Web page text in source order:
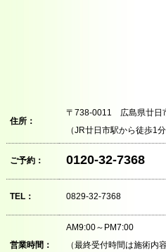
住所：
〒738-0011 広島県廿日
（JR廿日市駅から徒歩1分
ご予約： 0120-32-7368
TEL： 0829-32-7368
営業時間：
AM9:00～PM7:00
（最終受付時間は施術内